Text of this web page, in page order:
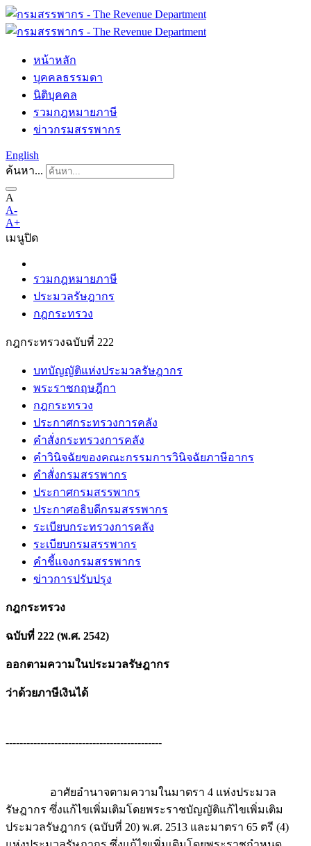
หน้าหลัก
บุคคลธรรมดา
นิติบุคคล
รวมกฎหมายภาษี
ข่าวกรมสรรพากร
English
ค้นหา...
A
A-
A+
เมนูปิด
รวมกฎหมายภาษี
ประมวลรัษฎากร
กฎกระทรวง
กฎกระทรวงฉบับที่ 222
บทบัญญัติแห่งประมวลรัษฎากร
พระราชกฤษฎีกา
กฎกระทรวง
ประกาศกระทรวงการคลัง
คำสั่งกระทรวงการคลัง
คำวินิจฉัยของคณะกรรมการวินิจฉัยภาษีอากร
คำสั่งกรมสรรพากร
ประกาศกรมสรรพากร
ประกาศอธิบดีกรมสรรพากร
ระเบียบกระทรวงการคลัง
ระเบียบกรมสรรพากร
คำชี้แจงกรมสรรพากร
ข่าวการปรับปรุง
กฎกระทรวง
ฉบับที่ 222 (พ.ศ. 2542)
ออกตามความในประมวลรัษฎากร
ว่าด้วยภาษีเงินได้
---------------------------------------------
อาศัยอำนาจตามความในมาตรา 4 แห่งประมวล
รัษฎากร ซึ่งแก้ไขเพิ่มเติมโดยพระราชบัญญัติแก้ไขเพิ่มเติม
ประมวลรัษฎากร (ฉบับที่ 20) พ.ศ. 2513 และมาตรา 65 ตรี (4)